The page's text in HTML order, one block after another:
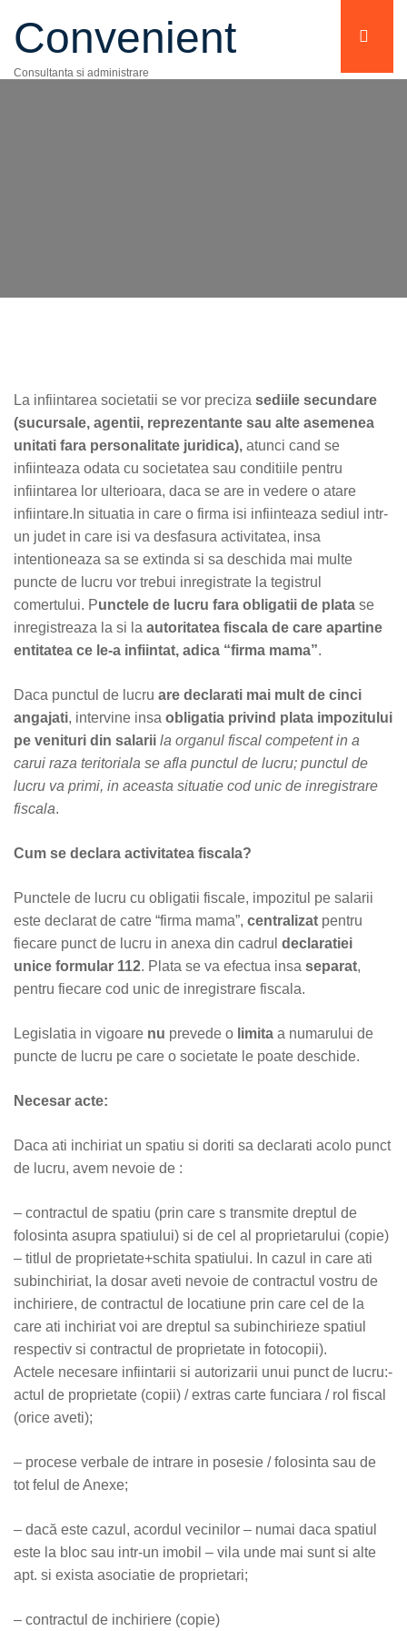
Convenient
Consultanta si administrare
La infiintarea societatii se vor preciza sediile secundare
(sucursale, agentii, reprezentante sau alte asemenea
unitati fara personalitate juridica), atunci cand se
infiinteaza odata cu societatea sau conditiile pentru
infiintarea lor ulterioara, daca se are in vedere o atare
infiintare.In situatia in care o firma isi infiinteaza sediul intr-
un judet in care isi va desfasura activitatea, insa
intentioneaza sa se extinda si sa deschida mai multe
puncte de lucru vor trebui inregistrate la tegistrul
comertului. Punctele de lucru fara obligatii de plata se
inregistreaza la si la autoritatea fiscala de care apartine
entitatea ce le-a infiintat, adica “firma mama”.
Daca punctul de lucru are declarati mai mult de cinci
angajati, intervine insa obligatia privind plata impozitului
pe venituri din salarii la organul fiscal competent in a
carui raza teritoriala se afla punctul de lucru; punctul de
lucru va primi, in aceasta situatie cod unic de inregistrare
fiscala.
Cum se declara activitatea fiscala?
Punctele de lucru cu obligatii fiscale, impozitul pe salarii
este declarat de catre “firma mama”, centralizat pentru
fiecare punct de lucru in anexa din cadrul declaratiei
unice formular 112. Plata se va efectua insa separat,
pentru fiecare cod unic de inregistrare fiscala.
Legislatia in vigoare nu prevede o limita a numarului de
puncte de lucru pe care o societate le poate deschide.
Necesar acte:
Daca ati inchiriat un spatiu si doriti sa declarati acolo punct
de lucru, avem nevoie de :
– contractul de spatiu (prin care s transmite dreptul de
folosinta asupra spatiului) si de cel al proprietarului (copie)
– titlul de proprietate+schita spatiului. In cazul in care ati
subinchiriat, la dosar aveti nevoie de contractul vostru de
inchiriere, de contractul de locatiune prin care cel de la
care ati inchiriat voi are dreptul sa subinchirieze spatiul
respectiv si contractul de proprietate in fotocopii).
Actele necesare infiintarii si autorizarii unui punct de lucru:-
actul de proprietate (copii) / extras carte funciara / rol fiscal
(orice aveti);
– procese verbale de intrare in posesie / folosinta sau de
tot felul de Anexe;
– dacă este cazul, acordul vecinilor – numai daca spatiul
este la bloc sau intr-un imobil – vila unde mai sunt si alte
apt. si exista asociatie de proprietari;
– contractul de inchiriere (copie)